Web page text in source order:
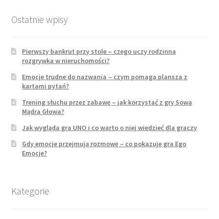
muzeum?
Ostatnie wpisy
Pierwszy bankrut przy stole – czego uczy rodzinna
rozgrywka w nieruchomości?
Emocje trudne do nazwania – czym pomaga plansza z
kartami pytań?
Trening słuchu przez zabawę – jak korzystać z gry Sowa
Mądra Głowa?
Jak wygląda gra UNO i co warto o niej wiedzieć dla graczy
Gdy emocje przejmują rozmowę – co pokazuje gra Ego
Emocje?
Kategorie